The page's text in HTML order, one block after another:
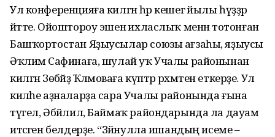
Ул конфе­рен­цияға килгән һәр кешегә йылы һүҙҙәр
әйтте. Ойош­тороу эшенә ихласлыҡ менән тотон­ған
Башҡортостан Яҙыусылар союзы ағзаһы, яҙыусы
Әҡлимә Сафинаға, шулай уҡ Учалы районынан
килгән Зөбәйҙә Ҡәлә­моваға күптәр рәхмәтен еткерҙе. Ул
киләһе аҙналарҙа сара Учалы районында ғына
түгел, Әбйәлил, Баймаҡ райондарында ла дауам
итәсәген белдерҙе. “Зәйнулла ишандың исеме –